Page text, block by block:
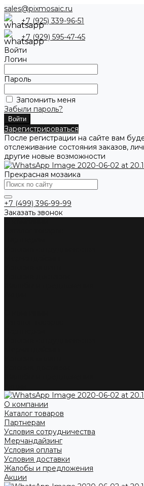
sales@pixmosaic.ru
+7 (925) 339-96-51
+7 (929) 595-47-45
Войти
Логин
Пароль
Запомнить меня
Забыли пароль?
Зарегистрироваться
После регистрации на сайте вам
отслеживание состояния заказов,
другие новые возможности
Прекрасная мозаика
+7 (499) 396-99-99
Заказать звонок
О компании
Каталог товаров
Партнерам
Условия сотрудничества
Мерчандайзинг
Условия оплаты
Условия доставки
Жалобы и предложения
Акции